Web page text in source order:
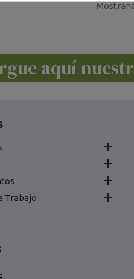
aquí



Trabajo 